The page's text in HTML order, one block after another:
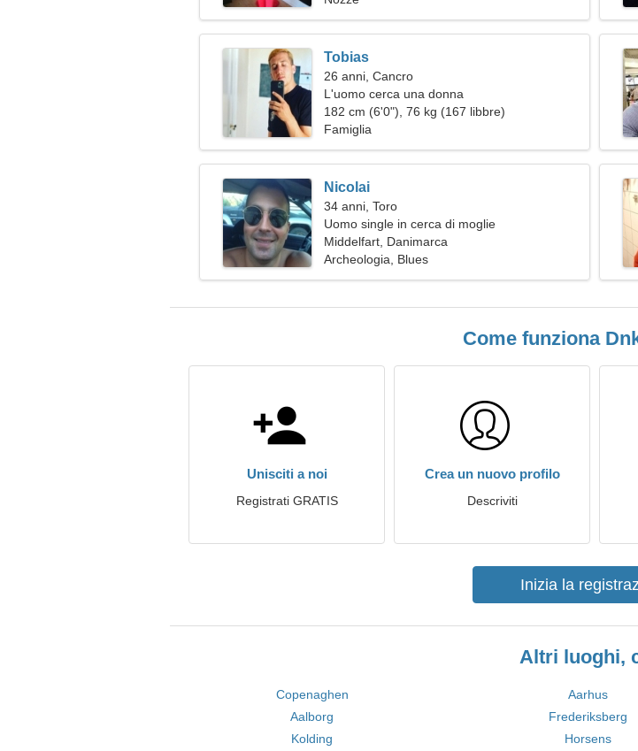
Tobias
26 anni, Cancro
L'uomo cerca una donna
182 cm (6'0"), 76 kg (167 libbre)
Famiglia
Nicolai
34 anni, Toro
Uomo single in cerca di moglie
Middelfart, Danimarca
Archeologia, Blues
Come funziona
Unisciti a noi
Registrati GRATIS
Crea un nuovo profilo
Descriviti
Inizia la
Altri luoghi,
Copenaghen Aarhus
Aalborg
Frederiksberg
Kolding
Horsens